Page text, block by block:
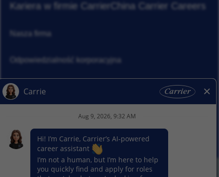
Kariera w firmie Carrier China Carrier Careers
Nasza firma
Odpowiedzialność korporacyjna
Aktualności